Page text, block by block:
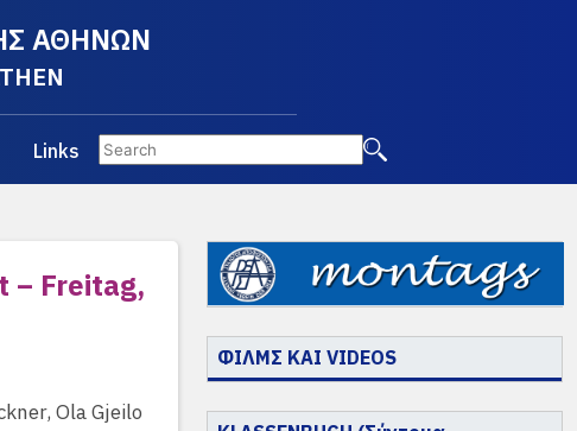
ΑΘΗΝΩΝ
Links
– Freitag,
Ola Gjeilo
ΦΙΛΜΣ ΚΑΙ VIDEOS